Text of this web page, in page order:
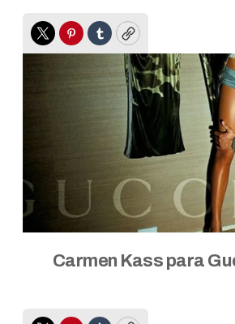
TwitterPinterest
TumblrCopy
Carmen Kass para